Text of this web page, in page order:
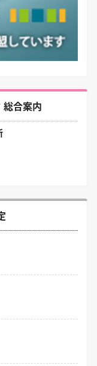
合案内